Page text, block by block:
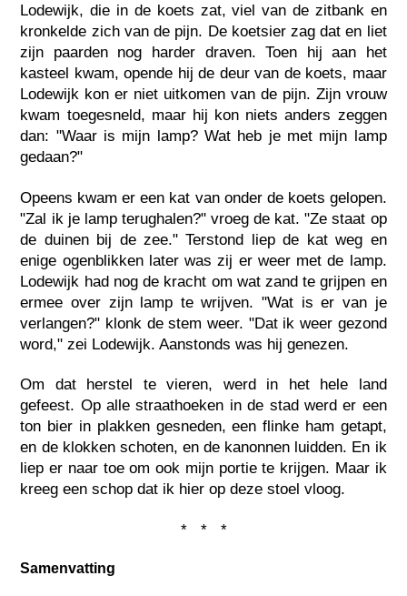
Lodewijk, die in de koets zat, viel van de zitbank en
kronkelde zich van de pijn. De koetsier zag dat en liet
zijn paarden nog harder draven. Toen hij aan het
kasteel kwam, opende hij de deur van de koets, maar
Lodewijk kon er niet uitkomen van de pijn. Zijn vrouw
kwam toegesneld, maar hij kon niets anders zeggen
dan: "Waar is mijn lamp? Wat heb je met mijn lamp
gedaan?"
Opeens kwam er een kat van onder de koets gelopen.
"Zal ik je lamp terughalen?" vroeg de kat. "Ze staat op
de duinen bij de zee." Terstond liep de kat weg en
enige ogenblikken later was zij er weer met de lamp.
Lodewijk had nog de kracht om wat zand te grijpen en
ermee over zijn lamp te wrijven. "Wat is er van je
verlangen?" klonk de stem weer. "Dat ik weer gezond
word," zei Lodewijk. Aanstonds was hij genezen.
Om dat herstel te vieren, werd in het hele land
gefeest. Op alle straathoeken in de stad werd er een
ton bier in plakken gesneden, een flinke ham getapt,
en de klokken schoten, en de kanonnen luidden. En ik
liep er naar toe om ook mijn portie te krijgen. Maar ik
kreeg een schop dat ik hier op deze stoel vloog.
* * *
Samenvatting